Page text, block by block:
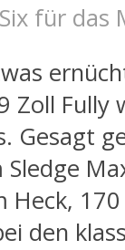
für das
Zoll Fully
Gesagt
Heck,
den